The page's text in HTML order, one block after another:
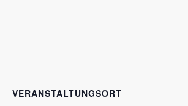
VERANSTALTUNGSORT